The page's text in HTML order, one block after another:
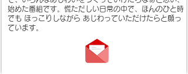
始めた番組です。 慌ただしい日常の中で、ほんのひと時
でも ほっこりしながら あじわっていただけたらと願っ
ています。